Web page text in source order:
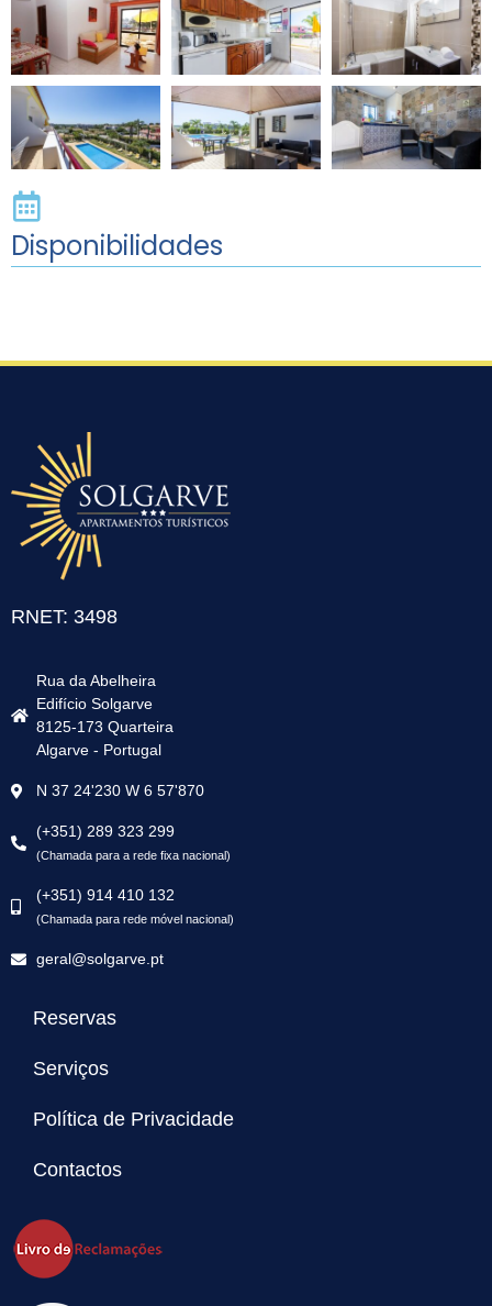
Disponibilidades
RNET: 3498
Rua da Abelheira
Edifício Solgarve
8125-173 Quarteira
Algarve - Portugal
N 37 24'230 W 6 57'870
(+351) 289 323 299
(Chamada para a rede fixa nacional)
(+351) 914 410 132
(Chamada para rede móvel nacional)
geral@solgarve.pt
Reservas
Serviços
Política de Privacidade
Contactos